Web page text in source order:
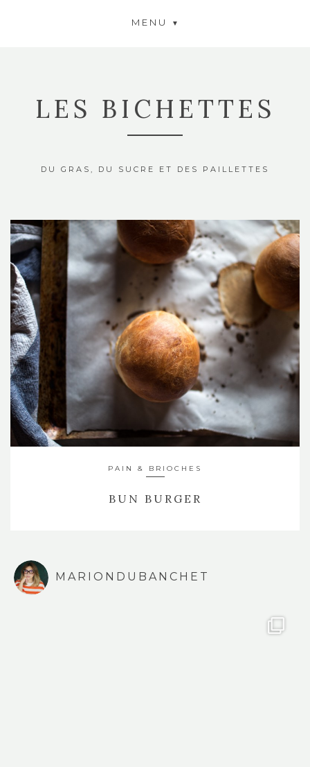
MENU
LES BICHETTES
DU GRAS, DU SUCRE ET DES PAILLETTES
PAIN & BRIOCHES
BUN BURGER
MARIONDUBANCHET